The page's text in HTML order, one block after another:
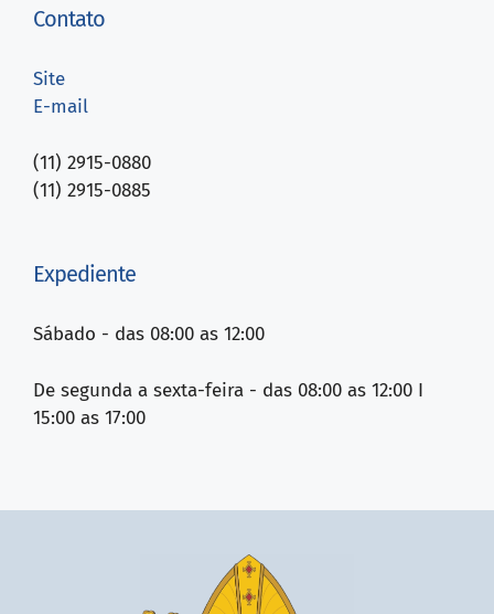
Contato
Site
E-mail
(11) 2915-0880
(11) 2915-0885
Expediente
Sábado - das 08:00 as 12:00
De segunda a sexta-feira - das 08:00 as 12:00 I
15:00 as 17:00